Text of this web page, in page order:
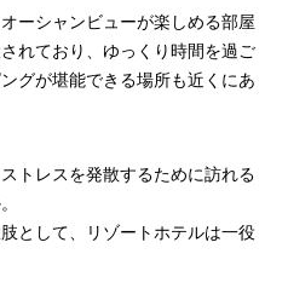
ーシャンビューが楽しめる部屋
れており、ゆっくり時間を過ご
グが堪能できる場所も近くにあ
トレスを発散するために訪れる
として、リゾートホテルは一役